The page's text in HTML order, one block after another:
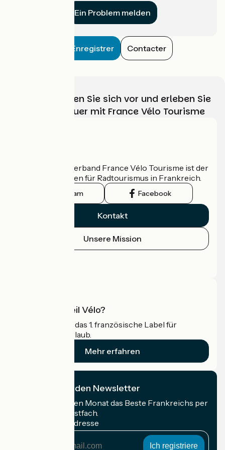
Ein Problem melden
Enregistrer Contacter
Wählen, bereiten Sie sich vor und erleben Sie
Ihr Radabenteuer mit France Vélo Tourisme
Der nationale Verband France Vélo Tourisme ist der
offizielle Leitfaden für Radtourismus in Frankreich.
Instagram Facebook
Kontakt
Unsere Mission
Was ist Accueil Vélo?
Accueil Vélo ist das 1. französische Label für
Radfahrer im Urlaub.
Mehr erfahren
Ich abonniere den Newsletter
Erhalten Sie jeden Monat das Beste Frankreichs per
Rad in Ihrem Postfach.
Meine E-Mail-Adresse